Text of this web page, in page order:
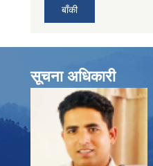
बाँकी
सूचना अधिकारी